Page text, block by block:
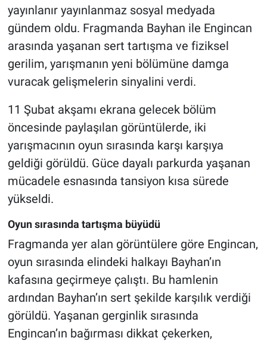
yayınlanır yayınlanmaz sosyal medyada
gündem oldu. Fragmanda Bayhan ile Engincan
arasında yaşanan sert tartışma ve fiziksel
gerilim, yarışmanın yeni bölümüne damga
vuracak gelişmelerin sinyalini verdi.
11 Şubat akşamı ekrana gelecek bölüm
öncesinde paylaşılan görüntülerde, iki
yarışmacının oyun sırasında karşı karşıya
geldiği görüldü. Güce dayalı parkurda yaşanan
mücadele esnasında tansiyon kısa sürede
yükseldi.
Oyun sırasında tartışma büyüdü
Fragmanda yer alan görüntülere göre Engincan,
oyun sırasında elindeki halkayı Bayhan’ın
kafasına geçirmeye çalıştı. Bu hamlenin
ardından Bayhan’ın sert şekilde karşılık verdiği
görüldü. Yaşanan gerginlik sırasında
Engincan’ın bağırması dikkat çekerken,